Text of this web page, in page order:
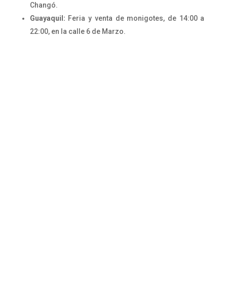
Changó.
Guayaquil: Feria y venta de monigotes, de 14:00 a
22:00, en la calle 6 de Marzo.